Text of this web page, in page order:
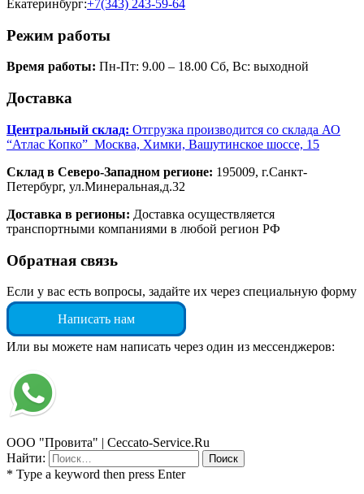
Екатеринбург:+7(343) 243-59-64
Режим работы
Время работы: Пн-Пт: 9.00 – 18.00 Сб, Вс: выходной
Доставка
Центральный склад: Отгрузка производится со склада АО
“Атлас Копко” Москва, Химки, Вашутинское шоссе, 15
Склад в Северо-Западном регионе: 195009, г.Санкт-
Петербург, ул.Минеральная,д.32
Доставка в регионы: Доставка осуществляется
транспортными компаниями в любой регион РФ
Обратная связь
Если у вас есть вопросы, задайте их через специальную форму
Написать нам
Или вы можете нам написать через один из мессенджеров:
ООО "Провита" | Ceccato-Service.Ru
Найти:
* Type a keyword then press Enter